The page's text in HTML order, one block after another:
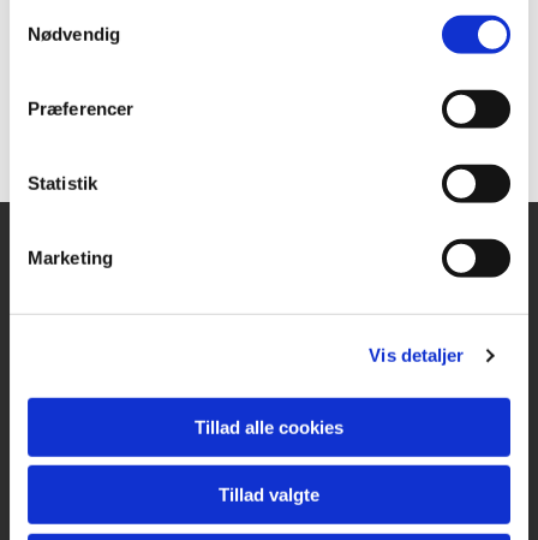
Nødvendig
Præferencer
Statistik
Marketing
Vis detaljer
Tillad alle cookies
Tillad valgte
4100 Ringsted
CVR 42939617
ringsted.sogn@km.dk